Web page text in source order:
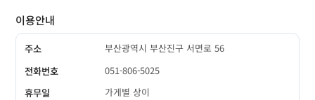
이용안내
주소
부산광역시 부산진구 서면로 56
전화번호
051-806-5025
휴무일
가게별 상이